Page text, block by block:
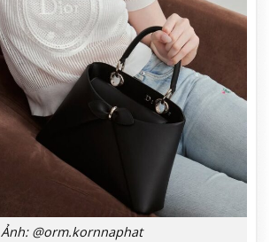
Ảnh: @orm.kornnaphat